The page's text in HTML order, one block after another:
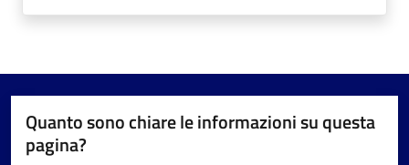
Quanto sono chiare le informazioni su questa
pagina?